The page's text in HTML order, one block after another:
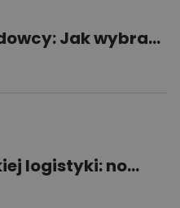
Jak wybra...
logistyki: no...